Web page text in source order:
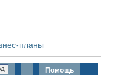
планы
Помощь